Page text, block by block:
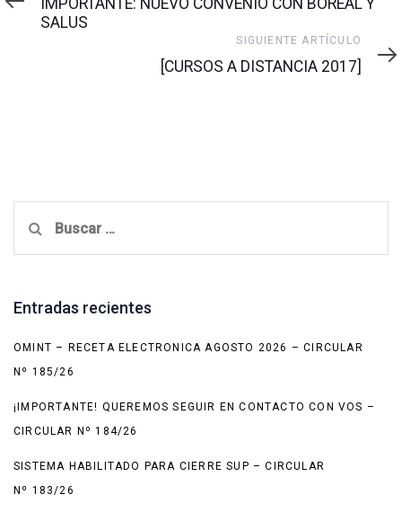
IMPORTANTE: NUEVO CONVENIO CON BOREAL Y
SALUS
artículo
SIGUIENTE ARTÍCULO
[CURSOS A DISTANCIA 2017]
Entradas recientes
OMINT – RECETA ELECTRONICA AGOSTO 2026 – CIRCULAR
Nº 185/26
¡IMPORTANTE! QUEREMOS SEGUIR EN CONTACTO CON VOS –
CIRCULAR Nº 184/26
SISTEMA HABILITADO PARA CIERRE SUP – CIRCULAR
Nº 183/26